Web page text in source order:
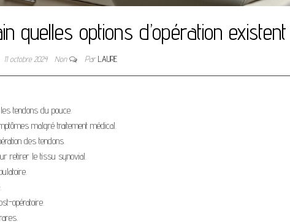
quelles options d’opération
11 octobre 2024 Non ParLAURE
tendons du pouce.
malgré traitement médical.
des tendons.
retirer le tissu synovial.
opératoire.